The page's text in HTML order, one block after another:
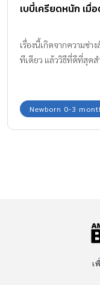
เบบี๋เครียดหนัก เ
เรื่องนี้เกิดจากความช่า
ทีเดียว แล้ววิธีที่ดีที่สุด
Newborn 0-3
เ